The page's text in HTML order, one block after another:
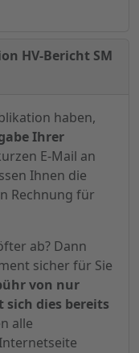
HV-Bericht SM
haben,
Ihrer
E-Mail an
Ihnen die
Rechnung für
ab? Dann
sicher für Sie
von nur
sich dies bereits
alle